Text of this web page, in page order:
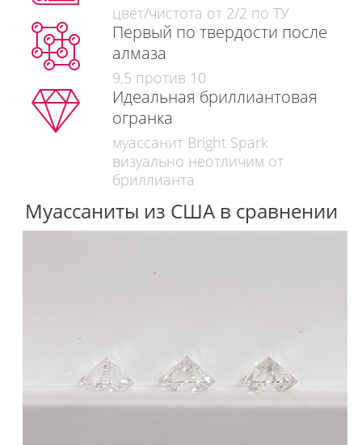
цвет/чистота от 2/2 по ТУ
Первый по твердости после
алмаза
9,5 против 10
Идеальная бриллиантовая
огранка
муассанит Bright Spark
визуально неотличим от
бриллианта
Муассаниты из США в сравнении